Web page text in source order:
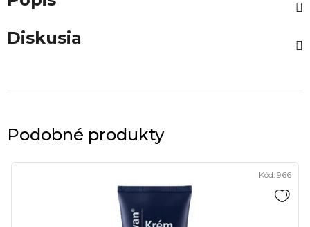
Diskusia
Podobné produkty
Kód: 966